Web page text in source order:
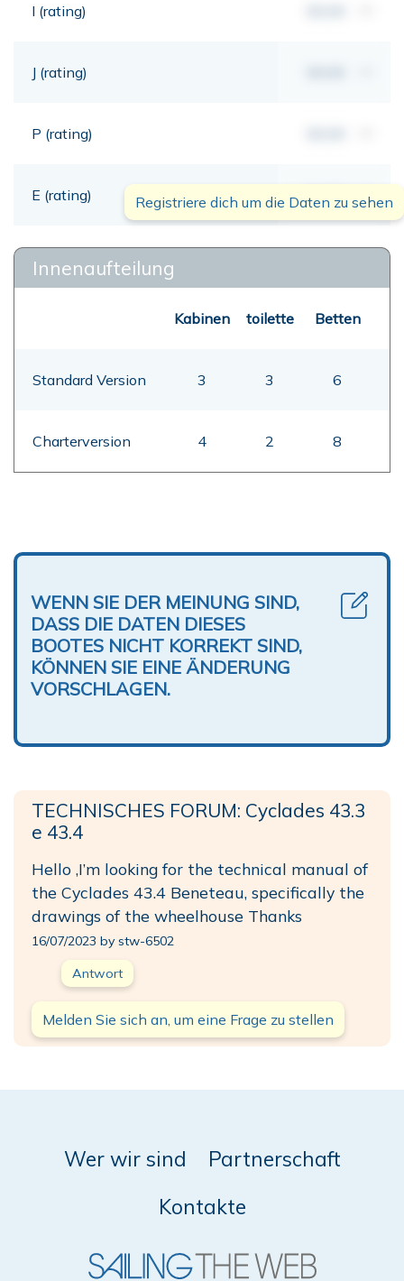
I (rating)
J (rating)
P (rating)
E (rating) 00,00 mt
Registriere dich um die Daten zu sehen
Innenaufteilung
Kabinen toilette Betten
Standard Version 3 3 6
Charterversion 4 2 8
WENN SIE DER MEINUNG SIND,
DASS DIE DATEN DIESES
BOOTES NICHT KORREKT SIND,
KÖNNEN SIE EINE ÄNDERUNG
VORSCHLAGEN.
TECHNISCHES FORUM: Cyclades 43.3
e 43.4
Hello ,I’m looking for the technical manual of
the Cyclades 43.4 Beneteau, specifically the
drawings of the wheelhouse Thanks
16/07/2023 by stw-6502
Antwort
Melden Sie sich an, um eine Frage zu stellen
Wer wir sind
Partnerschaft
Kontakte